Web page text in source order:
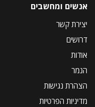
אנשים ומחשבים
יצירת קשר
דרושים
אודות
הנמר
הצהרת נגישות
מדיניות הפרטיות